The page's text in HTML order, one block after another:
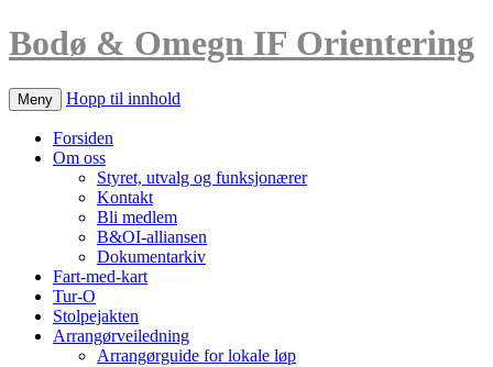
Bodø & Omegn IF Orientering
Meny Hopp til innhold
Forsiden
Om oss
Styret, utvalg og funksjonærer
Kontakt
Bli medlem
B&OI-alliansen
Dokumentarkiv
Fart-med-kart
Tur-O
Stolpejakten
Arrangørveiledning
Arrangørguide for lokale løp